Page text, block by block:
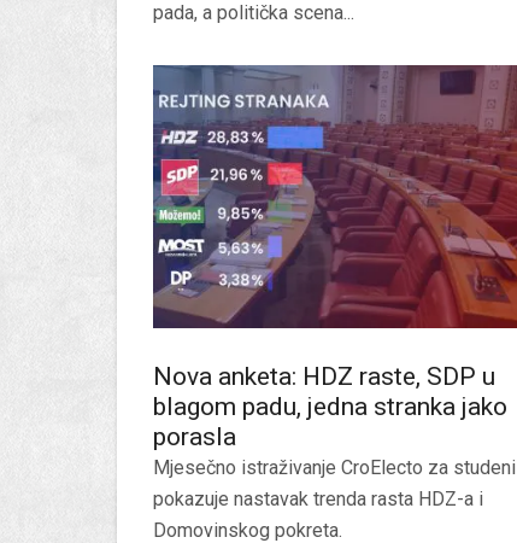
pada, a politička scena...
Nova anketa: HDZ raste, SDP u
blagom padu, jedna stranka jako
porasla
Mjesečno istraživanje CroElecto za studeni
pokazuje nastavak trenda rasta HDZ-a i
Domovinskog pokreta.